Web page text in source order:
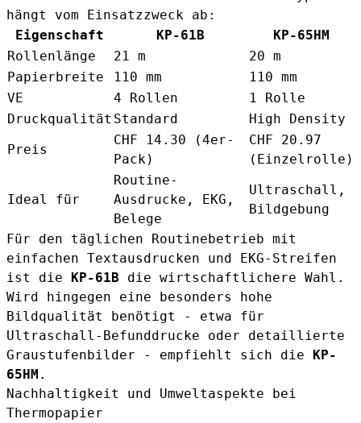
hängt vom Einsatzzweck ab:
Eigenschaft
KP-61B
KP-65HM
Rollenlänge
21 m
20 m
Papierbreite
110 mm
110 mm
VE
4 Rollen
1 Rolle
Druckqualität Standard
High Density
Preis
CHF 14.30 (4er-
Pack)
CHF 20.97
(Einzelrolle)
Ideal für
Routine-
Ausdrucke, EKG,
Belege
Ultraschall,
Bildgebung
Für den täglichen Routinebetrieb mit
einfachen Textausdrucken und EKG-Streifen
ist die KP-61B die wirtschaftlichere Wahl.
Wird hingegen eine besonders hohe
Bildqualität benötigt - etwa für
Ultraschall-Befunddrucke oder detaillierte
Graustufenbilder - empfiehlt sich die KP-
65HM .
Nachhaltigkeit und Umweltaspekte bei
Thermopapier